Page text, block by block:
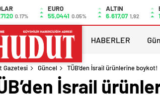
0.17%
EURO
55,0441 0.05%
ALTIN
6.617,07 1,92
HABERLER
Gazetesi Güncel TÜB’den İsrail ürünlerine boykot!
İsrail